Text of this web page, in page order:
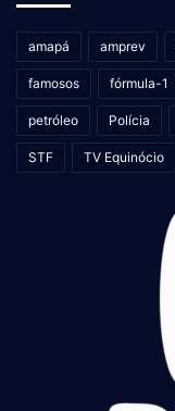
amapá amprev
famosos fórmula-1
petróleo Polícia
STF TV Equinócio